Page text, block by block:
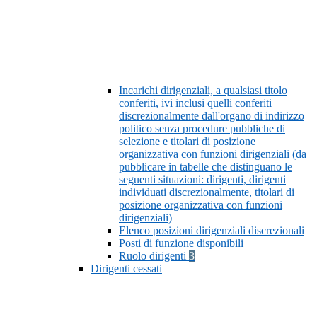
Incarichi dirigenziali, a qualsiasi titolo
conferiti, ivi inclusi quelli conferiti
discrezionalmente dall'organo di indirizzo
politico senza procedure pubbliche di
selezione e titolari di posizione
organizzativa con funzioni dirigenziali (da
pubblicare in tabelle che distinguano le
seguenti situazioni: dirigenti, dirigenti
individuati discrezionalmente, titolari di
posizione organizzativa con funzioni
dirigenziali)
Elenco posizioni dirigenziali discrezionali
Posti di funzione disponibili
Ruolo dirigenti 3
Dirigenti cessati